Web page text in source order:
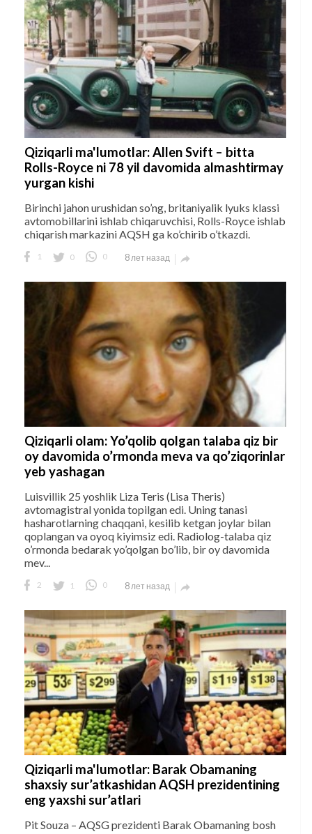
Qiziqarli ma'lumotlar: Allen Svift – bitta
Rolls-Royce ni 78 yil davomida almashtirmay
yurgan kishi
Birinchi jahon urushidan so’ng, britaniyalik lyuks klassi
avtomobillarini ishlab chiqaruvchisi, Rolls-Royce ishlab
chiqarish markazini AQSH ga ko’chirib o’tkazdi.
1 0 0 8 лет назад 
Qiziqarli olam: Yo’qolib qolgan talaba qiz bir
oy davomida o’rmonda meva va qo’ziqorinlar
yeb yashagan
Luisvillik 25 yoshlik Liza Teris (Lisa Theris)
avtomagistral yonida topilgan edi. Uning tanasi
hasharotlarning chaqqani, kesilib ketgan joylar bilan
qoplangan va oyoq kiyimsiz edi. Radiolog-talaba qiz
o’rmonda bedarak yo’qolgan bo’lib, bir oy davomida
mev...
2 1 0 8 лет назад 
Qiziqarli ma'lumotlar: Barak Obamaning
shaxsiy sur’atkashidan AQSH prezidentining
eng yaxshi sur’atlari
Pit Souza – AQSG prezidenti Barak Obamaning bosh